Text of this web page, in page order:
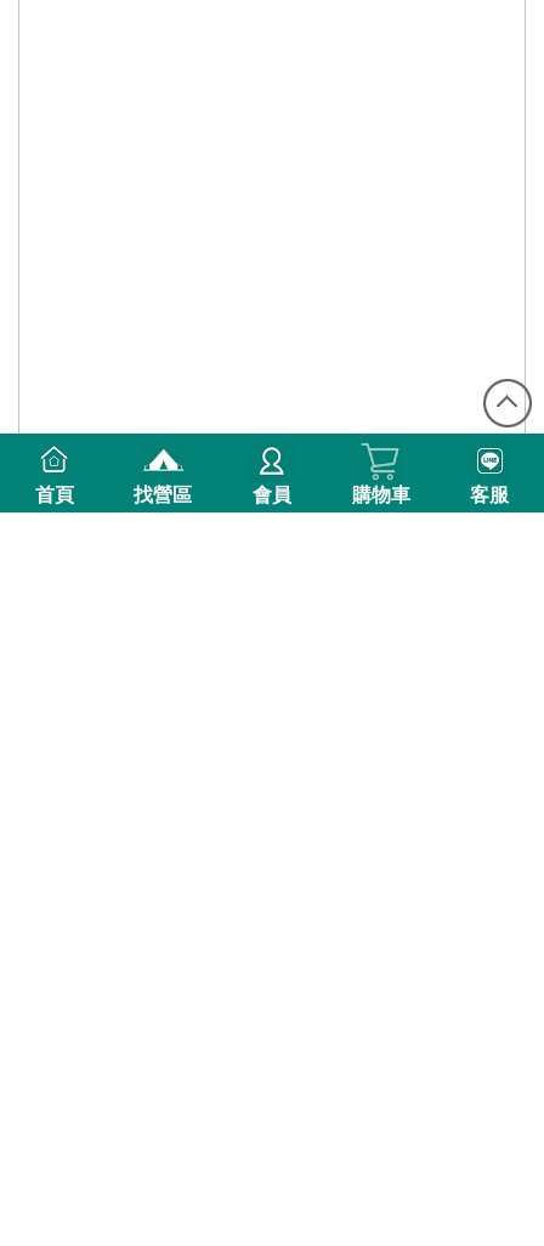
首頁 找營區 會員 購物車 客服